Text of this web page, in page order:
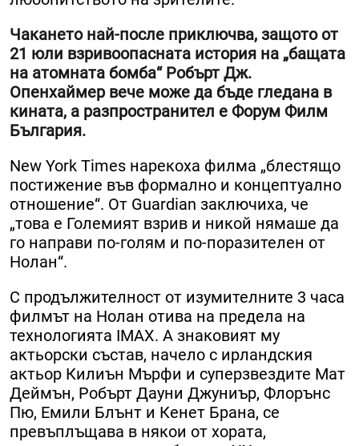
Чакането най-после приключва, защото от
21 юли взривоопасната история на „бащата
на атомната бомба“ Робърт Дж.
Опенхаймер вече може да бъде гледана в
кината, а разпространител е Форум Филм
България.
New York Times нарекоха филма „блестящо
постижение във формално и концептуално
отношение“. От Guardian заключиха, че
„това е Големият взрив и никой нямаше да
го направи по-голям и по-поразителен от
Нолан“.
С продължителност от изумителните 3 часа
филмът на Нолан отива на предела на
технологията IMAX. А знаковият му
актьорски състав, начело с ирландския
актьор Килиън Мърфи и суперзвездите Мат
Деймън, Робърт Дауни Джуниър, Флорънс
Пю, Емили Блънт и Кенет Брана, се
превъплъщава в някои от хората,